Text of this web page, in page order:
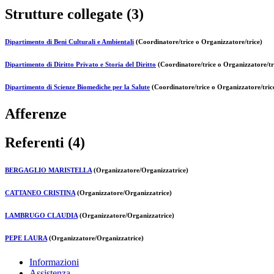
Strutture collegate (3)
Dipartimento di Beni Culturali e Ambientali (Coordinatore/trice o Organizzatore/trice)
Dipartimento di Diritto Privato e Storia del Diritto (Coordinatore/trice o Organizzatore/
Dipartimento di Scienze Biomediche per la Salute (Coordinatore/trice o Organizzatore/
Afferenze
Referenti (4)
BERGAGLIO MARISTELLA (Organizzatore/Organizzatrice)
CATTANEO CRISTINA (Organizzatore/Organizzatrice)
LAMBRUGO CLAUDIA (Organizzatore/Organizzatrice)
PEPE LAURA (Organizzatore/Organizzatrice)
Informazioni